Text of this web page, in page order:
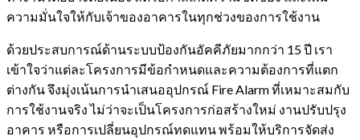
ความมั่นใจให้กับเจ้าของอาคารในทุกช่วงของการใช้งาน
ด้วยประสบการณ์ด้านระบบป้องกันอัคคีภัยมากกว่า 15 ปี เรา
เข้าใจว่าแต่ละโครงการมีข้อกำหนดและความต้องการที่แตก
ต่างกัน จึงมุ่งเน้นการนำเสนออุปกรณ์ Fire Alarm ที่เหมาะสมกับ
การใช้งานจริง ไม่ว่าจะเป็นโครงการก่อสร้างใหม่ งานปรับปรุง
อาคาร หรือการเปลี่ยนอุปกรณ์ทดแทน พร้อมให้บริการจัดส่ง